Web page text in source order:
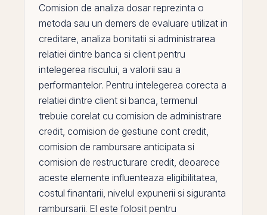
Comision de analiza dosar reprezinta o
metoda sau un demers de evaluare utilizat in
creditare, analiza bonitatii si administrarea
relatiei dintre banca si client pentru
intelegerea riscului, a valorii sau a
performantelor. Pentru intelegerea corecta a
relatiei dintre client si banca, termenul
trebuie corelat cu comision de administrare
credit, comision de gestiune cont credit,
comision de rambursare anticipata si
comision de restructurare credit, deoarece
aceste elemente influenteaza eligibilitatea,
costul finantarii, nivelul expunerii si siguranta
rambursarii. El este folosit pentru